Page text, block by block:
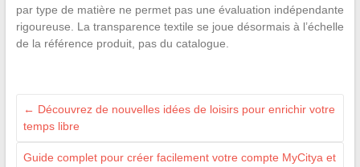
par type de matière ne permet pas une évaluation indépendante
rigoureuse. La transparence textile se joue désormais à l’échelle
de la référence produit, pas du catalogue.
← Découvrez de nouvelles idées de loisirs pour enrichir votre
temps libre
Guide complet pour créer facilement votre compte MyCitya et